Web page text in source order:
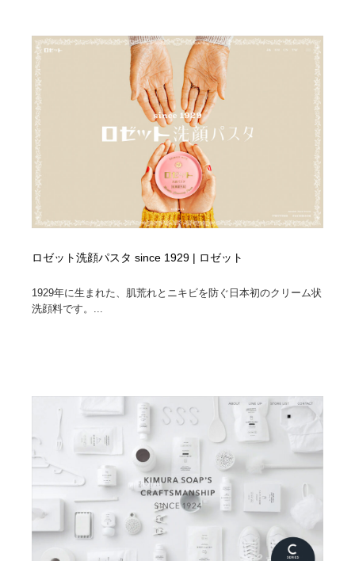
ロゼット洗顔パスタ since 1929 | ロゼット
1929年に生まれた、肌荒れとニキビを防ぐ日本初のクリーム状
洗顔料です。...